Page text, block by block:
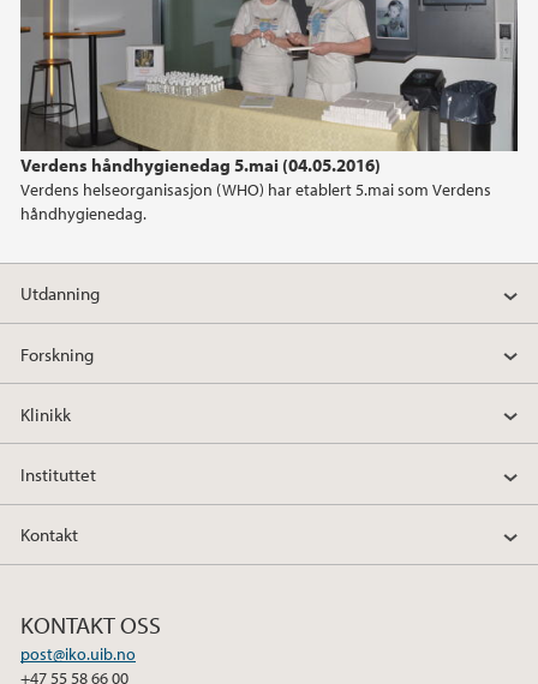
Verdens håndhygienedag 5.mai (04.05.2016)
Verdens helseorganisasjon (WHO) har etablert 5.mai som Verdens
håndhygienedag.
2014
2013
2012
2010
2009
Utdanning
Forskning
Klinikk
Instituttet
Kontakt
KONTAKT OSS
post@iko.uib.no
+47 55 58 66 00